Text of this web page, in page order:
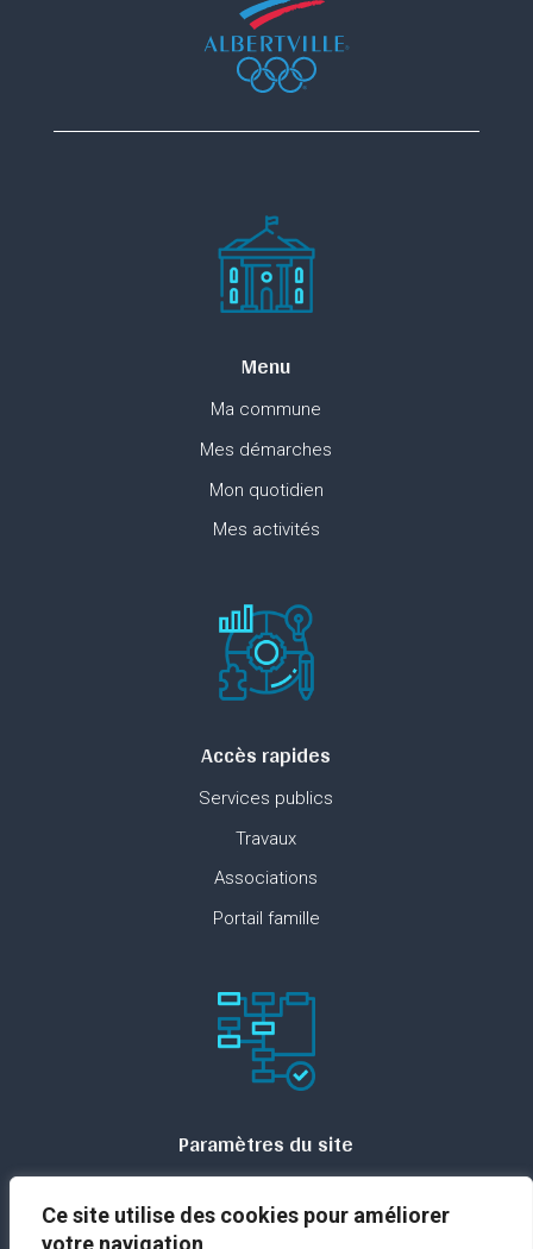
Ce site utilise des cookies pour améliorer
votre navigation
Menu
Ma commune
Mes démarches
Mon quotidien
Mes activités
Accès rapides
Services publics
Travaux
Associations
Portail famille
Paramètres du site
Contact